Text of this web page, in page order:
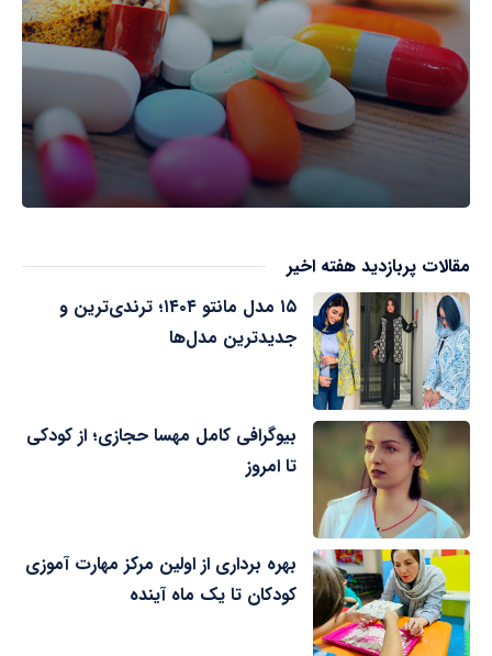
مقالات پربازدید هفته اخیر
۱۵ مدل مانتو ۱۴۰۴؛ ترندی‌ترین و
جدیدترین مدل‌ها
بیوگرافی کامل مهسا حجازی؛ از کودکی
تا امروز
بهره برداری از اولین مرکز مهارت آموزی
کودکان تا یک ماه آینده